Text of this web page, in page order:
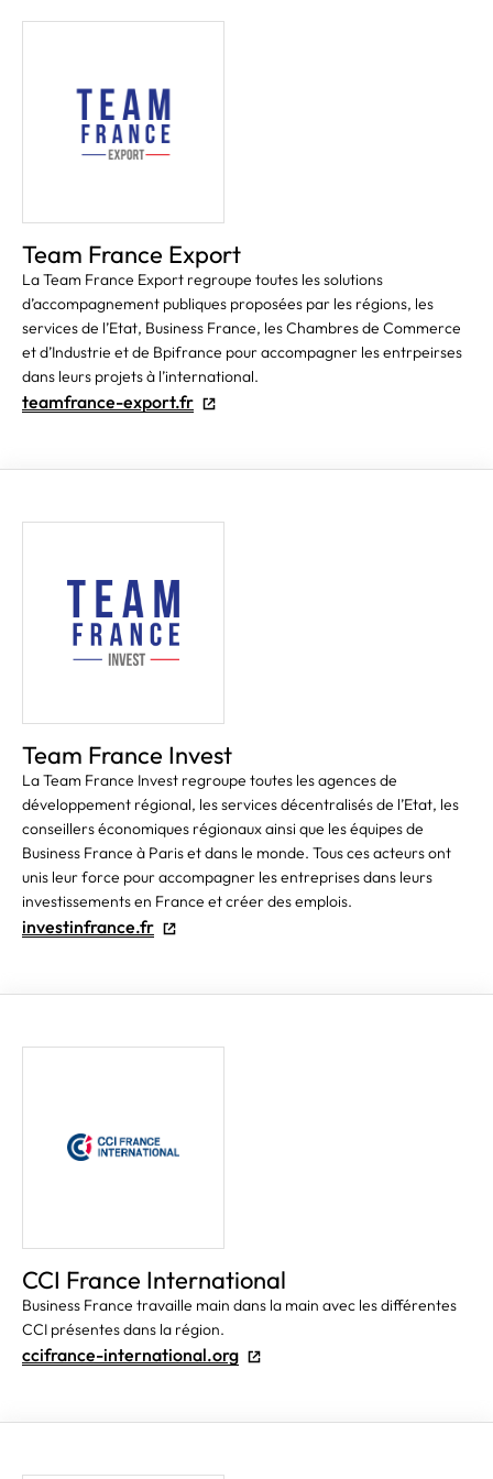
Team France Export
La Team France Export regroupe toutes les solutions
d’accompagnement publiques proposées par les régions, les
services de l’Etat, Business France, les Chambres de Commerce
et d’Industrie et de Bpifrance pour accompagner les entrpeirses
dans leurs projets à l’international.
teamfrance-export.fr
Team France Invest
La Team France Invest regroupe toutes les agences de
développement régional, les services décentralisés de l’Etat, les
conseillers économiques régionaux ainsi que les équipes de
Business France à Paris et dans le monde. Tous ces acteurs ont
unis leur force pour accompagner les entreprises dans leurs
investissements en France et créer des emplois.
investinfrance.fr
CCI France International
Business France travaille main dans la main avec les différentes
CCI présentes dans la région.
ccifrance-international.org